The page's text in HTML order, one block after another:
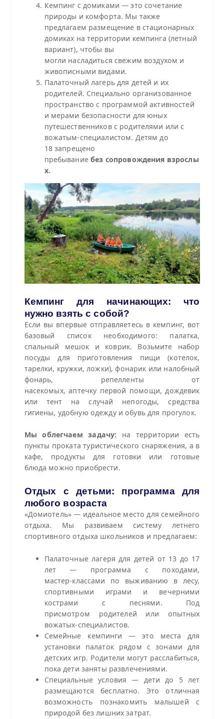
Кемпинг с домиками — это сочетание
природы и комфорта. Мы также
предлагаем размещение в стационарных
домиках на территории кемпинга (летный
вариант), чтобы вы
могли насладиться свежим воздухом и
живописными видами.
Палаточный лагерь для детей и их
родителей. Специально организованное
пространство с программой активностей
и мерами безопасности для юных
путешественников с родителями или с
вожатым-специалистом. Детям до
18 запрещено
пребываниебез сопровождения взрослы
х.
Кемпинг для начинающих: что
нужно взять с собой?
Если вы впервые отправляетесь в кемпинг, вот
базовый список необходимого: палатка,
спальный мешок и коврик. Возьмите набор
посуды для приготовления пищи (котелок,
тарелки, кружки, ложки), фонарик или налобный
фонарь, репелленты от
насекомых, аптечку первой помощи, дождевик
или тент на случай непогоды, средства
гигиены, удобную одежду и обувь для прогулок.
Мы облегчаем задачу: на территории есть
пункты проката туристического снаряжения, а в
кафе, продукты для готовки или готовые
блюда можно приобрести.
Отдых с детьми: программа для
любого возраста
«Домиотель» — идеальное место для семейного
отдыха. Мы развиваем систему летнего
спортивного отдыха школьников и предлагаем:
Палаточные лагеря для детей от 13 до 17
лет — программа с походами,
мастер‑классами по выживанию в лесу,
спортивными играми и вечерними
кострами с песнями. Под
присмотром родителей или опытных
вожатых-специалистов.
Семейные кемпинги — это места для
установки палаток рядом с зонами для
детских игр. Родители могут расслабиться,
пока дети заняты развлечениями.
Специальные условия — дети до 5 лет
размещаются бесплатно. Это отличная
возможность познакомить малышей с
природой без лишних затрат.